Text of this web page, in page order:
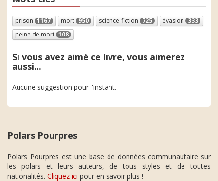
prison 1167 mort 950 science-fiction 725 évasion 333
peine de mort 108
Si vous avez aimé ce livre, vous aimerez
aussi...
Aucune suggestion pour l'instant.
Polars Pourpres
Polars Pourpres est une base de données communautaire sur
les polars et leurs auteurs, de tous styles et de toutes
nationalités. Cliquez ici pour en savoir plus !